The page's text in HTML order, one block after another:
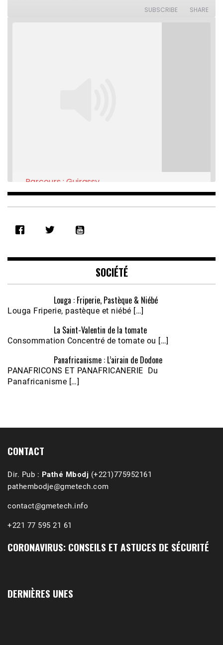
SUBSCRIBE SHARE
RSS FEED
EMBED
Parcours : Guirassy
Feb 16, 2021 • 28:08
Écoutez le parcours de Claudiane Kapia
Nobana (Podologue)
Feb 24, 2021 • 28mn
1988-1989 :  La polémique de Guidimakha
SOCIÉTÉ
Louga : Friperie, Pastèque & Niébé
Louga Friperie, pastèque et niébé […]
La Saint-Valentin de la tomate
Consommation Concentré de tomate ou […]
Panafricanisme : L’airain de Dodone
PANAFRICONS ET PANAFRICANERIE Du
Panafricanisme […]
CONTACT
Dir. Pub : Pathé Mbodj (+221)775952161
pathembodje@gmetech.com
contact@gmetech.info
+221 77 595 21 61
CORONAVIRUS: CONSEILS ET ASTUCES DE SÉCURITÉ
DERNIÈRES UNES